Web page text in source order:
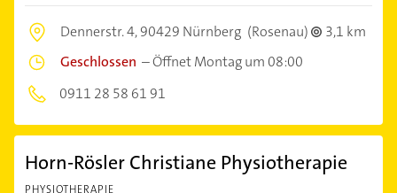
Dennerstr. 4,90429 Nürnberg (Rosenau)
3,1 km
Geschlossen –Öffnet Montag um 08:00
0911 28 58 61 91
Horn-Rösler Christiane Physiotherapie
PHYSIOTHERAPIE